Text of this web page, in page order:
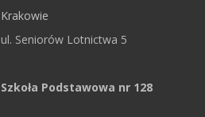
Krakowie
ul. Seniorów Lotnictwa 5
Szkoła Podstawowa nr 128